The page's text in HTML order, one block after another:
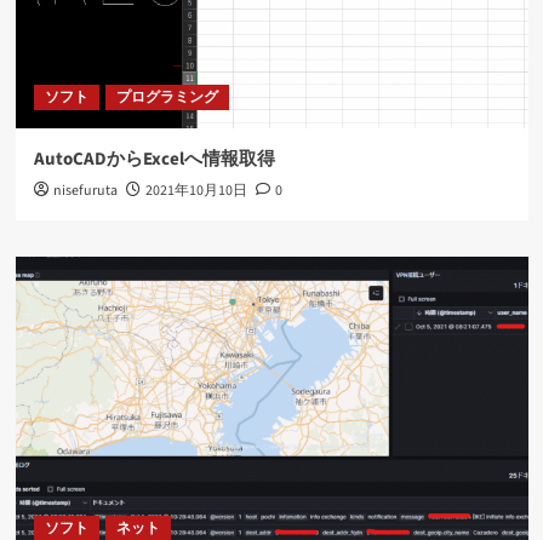
ソフト プログラミング
AutoCADからExcelへ情報取得
nisefuruta 2021年10月10日 0
ソフト ネット